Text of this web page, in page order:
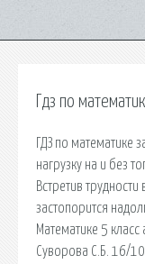
Гдз по
ГДЗ по математике
нагрузку на и без
Встретив
застопорится
Математике 5
Суворова С.Б. 16/